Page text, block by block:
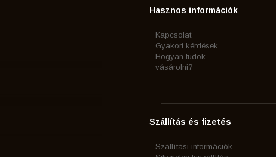
Hasznos információk
Kapcsolat
Gyakori kérdések
Hogyan tudok
vásárolni?
Szállítás és fizetés
Szállítási információk